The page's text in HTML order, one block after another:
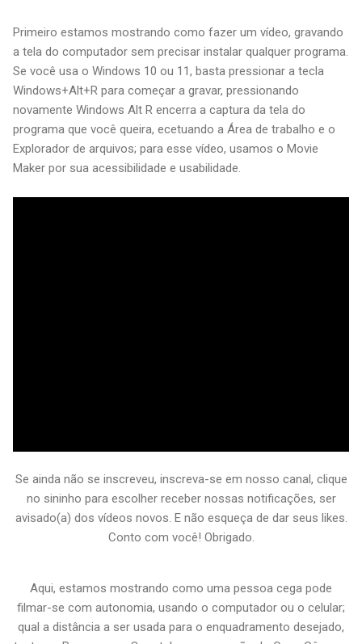
Primeiro estamos mostrando como fazer um vídeo, gravando
a tela do computador sem precisar instalar qualquer programa.
Se você usa o Windows 10 ou 11, basta pressionar a tecla
Windows+Alt+R para começar a gravar, pressionando
novamente Windows Alt R encerra a captura da tela do
programa que você queira, ecetuando a Área de trabalho e o
Explorador de arquivos; para esse vídeo, usamos o Movie
Maker por sua acessibilidade e usabilidade.
Se ainda não se inscreveu, inscreva-se em nosso canal, clique
no sininho para escolher receber nossas notificações, ser
avisado(a) dos vídeos novos. E não esqueça de dar seus likes.
Conto com você! Obrigado.
Aqui, estamos mostrando como uma pessoa cega pode
filmar-se com autonomia, usando o computador ou o celular;
qual a distância a ser usada para o enquadramento desejado,